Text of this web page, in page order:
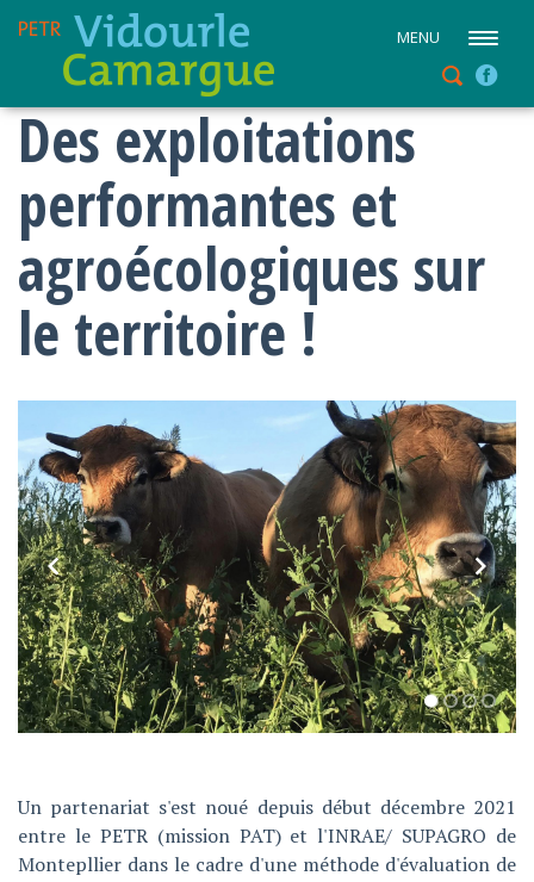
MENU
Des exploitations
performantes et
agroécologiques sur
le territoire !
Un partenariat s'est noué depuis début décembre 2021
entre le PETR (mission PAT) et l'INRAE/ SUPAGRO de
Montepllier dans le cadre d'une méthode d'évaluation de